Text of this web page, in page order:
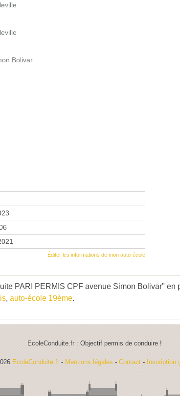
Bolivar
Éditer les informations de mon auto-école
PARI PERMIS CPF avenue Simon Bolivar" en
, auto-école 19ème.
EcoleConduite.fr : Objectif permis de conduire !
EcoleConduite.fr - Mentions légales - Contact - Inscription